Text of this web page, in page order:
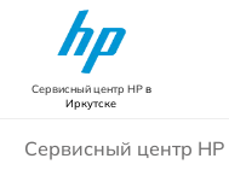
Сервисный центр HPв
Иркутске
Сервисный центр HP